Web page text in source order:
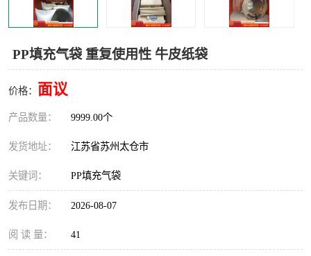
PP填充气袋 重复使用性 牛皮纸袋
价格： 面议
产品数量： 9999.00个
发货地址： 江苏省苏州太仓市
关键词： PP填充气袋
发布日期： 2026-08-07
阅 读 量： 41